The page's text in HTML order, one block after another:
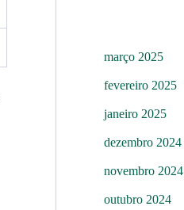
março 2025
fevereiro 2025
janeiro 2025
dezembro 2024
novembro 2024
outubro 2024